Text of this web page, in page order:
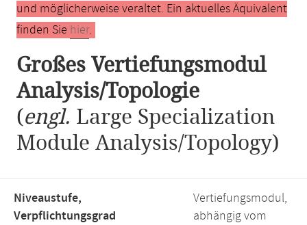
und möglicherweise veraltet. Ein aktuelles Äquivalent
finden Sie hier.
Großes Vertiefungsmodul
Analysis/Topologie
(engl. Large Specialization
Module Analysis/Topology)
Niveaustufe,
Verpflichtungsgrad
Vertiefungsmodul,
abhängig vom